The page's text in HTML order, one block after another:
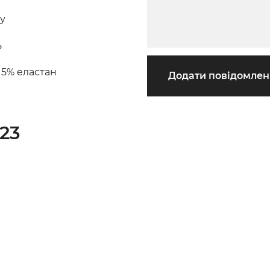
еластан Додати